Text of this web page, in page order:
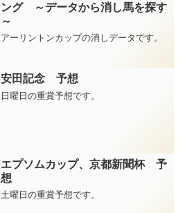
ング ～データから消し馬を探す
～
アーリントンカップの消しデータです。
安田記念 予想
日曜日の重賞予想です。
エプソムカップ、京都新聞杯 予
想
土曜日の重賞予想です。